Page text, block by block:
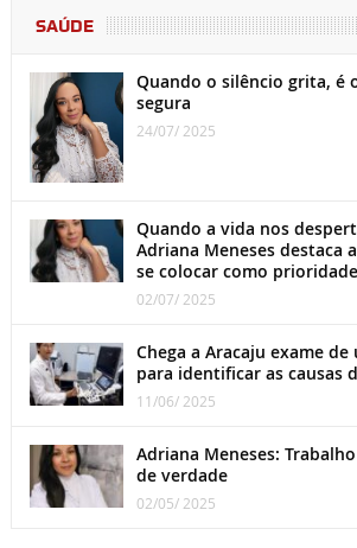
SAÚDE
Quando o silêncio grita, é
segura
24/07/ 2025
Quando a vida nos
Adriana Meneses destaca
se colocar como prioridade
02/07/ 2025
Chega a Aracaju exame
para identificar as causas
11/06/ 2025
Adriana Meneses:
de verdade
02/05/ 2025